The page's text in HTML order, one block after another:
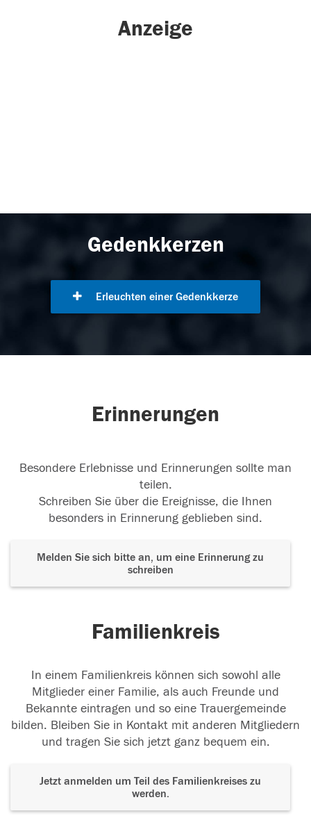
Anzeige
Gedenkkerzen
Erleuchten einer Gedenkkerze
Erinnerungen
Besondere Erlebnisse und Erinnerungen sollte man
teilen.
Schreiben Sie über die Ereignisse, die Ihnen
besonders in Erinnerung geblieben sind.
Melden Sie sich bitte an, um eine Erinnerung zu
schreiben
Familienkreis
In einem Familienkreis können sich sowohl alle
Mitglieder einer Familie, als auch Freunde und
Bekannte eintragen und so eine Trauergemeinde
bilden. Bleiben Sie in Kontakt mit anderen Mitgliedern
und tragen Sie sich jetzt ganz bequem ein.
Jetzt anmelden um Teil des Familienkreises zu
werden.